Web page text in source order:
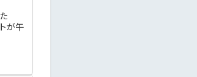
が午